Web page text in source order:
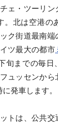
ェ・ツーリン
。北は空港
ク街道最南
ツ最大の都市
旬までの毎日
ュッセンから
発車します。
トは、公共